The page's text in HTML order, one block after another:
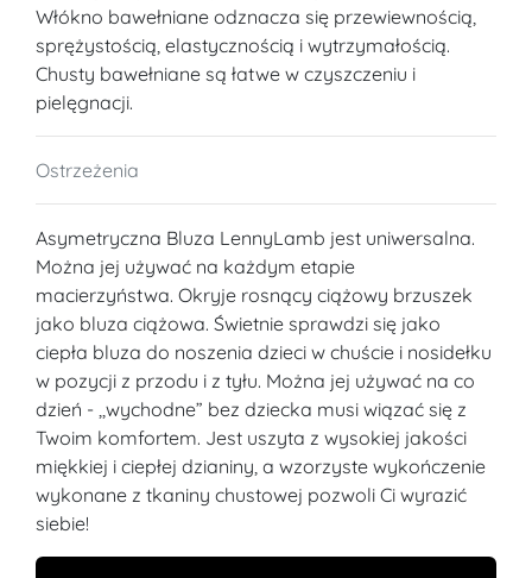
Włókno bawełniane odznacza się przewiewnością,
sprężystością, elastycznością i wytrzymałością.
Chusty bawełniane są łatwe w czyszczeniu i
pielęgnacji.
Ostrzeżenia
Asymetryczna Bluza LennyLamb jest uniwersalna.
Można jej używać na każdym etapie
macierzyństwa. Okryje rosnący ciążowy brzuszek
jako bluza ciążowa. Świetnie sprawdzi się jako
ciepła bluza do noszenia dzieci w chuście i nosidełku
w pozycji z przodu i z tyłu. Można jej używać na co
dzień - ,,wychodne” bez dziecka musi wiązać się z
Twoim komfortem. Jest uszyta z wysokiej jakości
miękkiej i ciepłej dzianiny, a wzorzyste wykończenie
wykonane z tkaniny chustowej pozwoli Ci wyrazić
siebie!